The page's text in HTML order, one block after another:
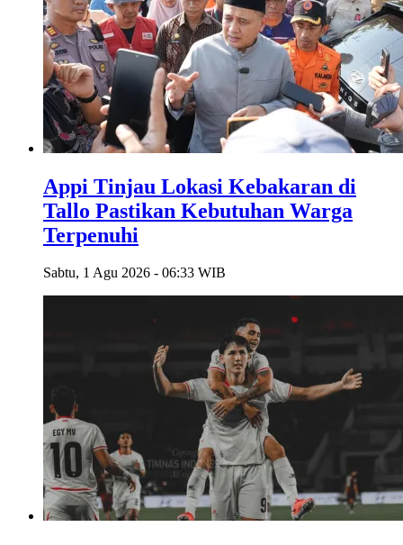
Appi Tinjau Lokasi Kebakaran di
Tallo Pastikan Kebutuhan Warga
Terpenuhi
Sabtu, 1 Agu 2026 - 06:33 WIB